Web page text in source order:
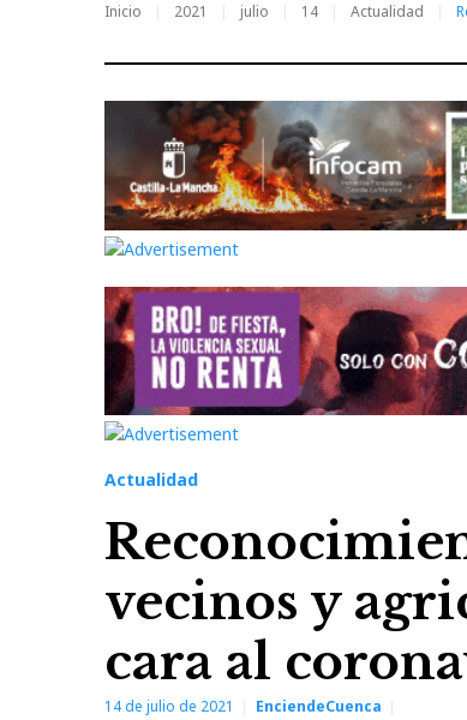
Inicio 2021 julio 14 Actualidad
Actualidad
vecinos y
cara al
14 de julio de 2021 EnciendeCuenca